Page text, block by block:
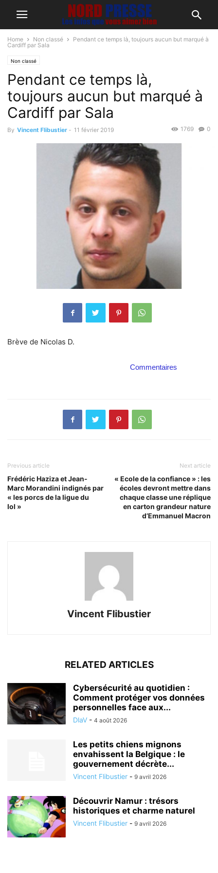
Home Non classé
Pendant ce temps là, toujours aucun but marqué à
Cardiff par Sala
Non classé
Pendant ce temps là,
toujours aucun but marqué à
Cardiff par Sala
By Vincent Flibustier - 11 février 2019 0
1769
Brève de Nicolas D.
Commentaires
Previous article
Frédéric Haziza et Jean-
Marc Morandini indignés par
« les porcs de la ligue du
lol »
Next article
« Ecole de la confiance » : les
écoles devront mettre dans
chaque classe une réplique
en carton grandeur nature
d’Emmanuel Macron
Vincent Flibustier
RELATED ARTICLES
Cybersécurité au quotidien :
Comment protéger vos données
personnelles face aux...
DlaV - 4 août 2026
Les petits chiens mignons
envahissent la Belgique : le
gouvernement décrète...
Vincent Flibustier - 9 avril 2026
Découvrir Namur : trésors
historiques et charme naturel
Vincent Flibustier - 9 avril 2026